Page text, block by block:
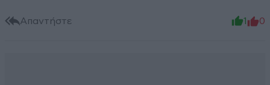
Απαντήστε 1 0